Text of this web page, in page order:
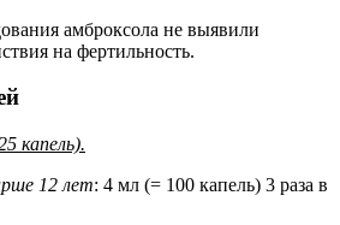
амброксола не выявили
на фертильность.
капель).
12 лет: 4 мл (= 100 капель) 3 раза в